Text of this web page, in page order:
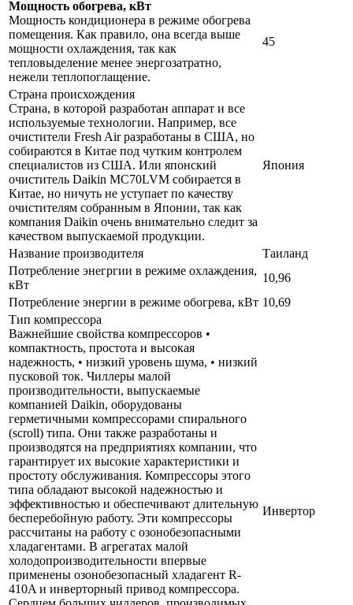
Мощность обогрева, кВт
Мощность кондиционера в режиме обогрева
помещения. Как правило, она всегда выше
мощности охлаждения, так как
тепловыделение менее энергозатратно,
нежели теплопоглащение.
45
Страна происхождения
Страна, в которой разработан аппарат и все
используемые технологии. Например, все
очистители Fresh Air разработаны в США, но
собираются в Китае под чутким контролем
специалистов из США. Или японский
очиститель Daikin MC70LVM собирается в
Китае, но ничуть не уступает по качеству
очистителям собранным в Японии, так как
компания Daikin очень внимательно следит за
качеством выпускаемой продукции.
Япония
Название производителя
Таиланд
Потребление энегргии в режиме охлаждения,
кВт
10,96
Потребление энергии в режиме обогрева, кВт 10,69
Тип компрессора
Важнейшие свойства компрессоров •
компактность, простота и высокая
надежность, • низкий уровень шума, • низкий
пусковой ток. Чиллеры малой
производительности, выпускаемые
компанией Daikin, оборудованы
герметичными компрессорами спирального
(scroll) типа. Они также разработаны и
производятся на предприятиях компании, что
гарантирует их высокие характеристики и
простоту обслуживания. Компрессоры этого
типа обладают высокой надежностью и
эффективностью и обеспечивают длительную
бесперебойную работу. Эти компрессоры
рассчитаны на работу с озонобезопасными
хладагентами. В агрегатах малой
холодопроизводительности впервые
применены озонобезопасный хладагент R-
410A и инверторный привод компрессора.
Инвертор